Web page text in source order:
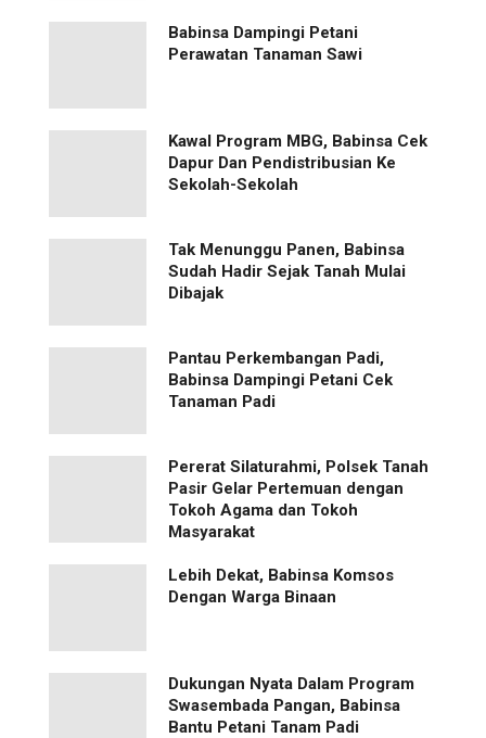
Babinsa Dampingi Petani
Perawatan Tanaman Sawi
Kawal Program MBG, Babinsa Cek
Dapur Dan Pendistribusian Ke
Sekolah-Sekolah
Tak Menunggu Panen, Babinsa
Sudah Hadir Sejak Tanah Mulai
Dibajak
Pantau Perkembangan Padi,
Babinsa Dampingi Petani Cek
Tanaman Padi
Pererat Silaturahmi, Polsek Tanah
Pasir Gelar Pertemuan dengan
Tokoh Agama dan Tokoh
Masyarakat
Lebih Dekat, Babinsa Komsos
Dengan Warga Binaan
Dukungan Nyata Dalam Program
Swasembada Pangan, Babinsa
Bantu Petani Tanam Padi